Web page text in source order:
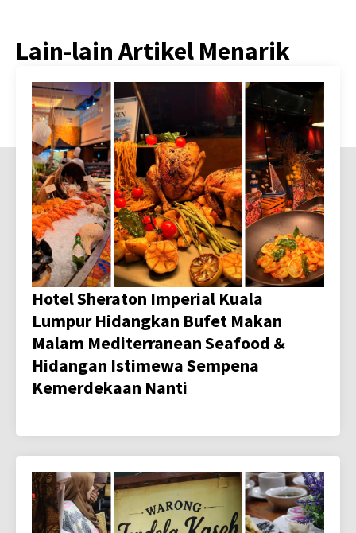
Lain-lain Artikel Menarik
Hotel Sheraton Imperial Kuala
Lumpur Hidangkan Bufet Makan
Malam Mediterranean Seafood &
Hidangan Istimewa Sempena
Kemerdekaan Nanti